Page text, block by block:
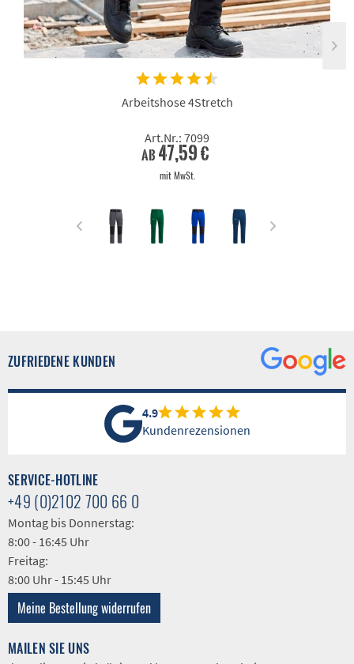
Arbeitshose 4Stretch
Art.Nr.: 7099
ab 47,59 €
mit MwSt.
ZUFRIEDENE KUNDEN
4.9
Kundenrezensionen
SERVICE-HOTLINE
+49 (0)2102 700 66 0
Montag bis Donnerstag:
8:00 - 16:45 Uhr
Freitag:
8:00 Uhr - 15:45 Uhr
Meine Bestellung widerrufen
MAILEN SIE UNS